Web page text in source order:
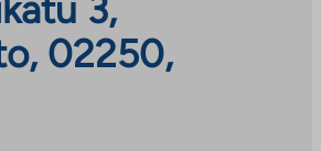
3,
02250,